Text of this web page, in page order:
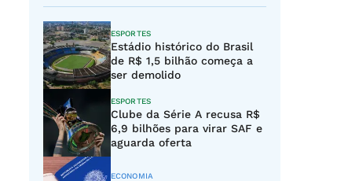
ESPORTES
Estádio histórico do Brasil
de R$ 1,5 bilhão começa a
ser demolido
ESPORTES
Clube da Série A recusa R$
6,9 bilhões para virar SAF e
aguarda oferta
ECONOMIA